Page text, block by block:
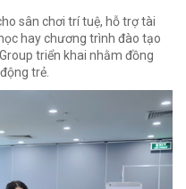
sân chơi trí tuệ, hỗ trợ tài
hay chương trình đào tạo
triển khai nhằm đồng
trẻ.